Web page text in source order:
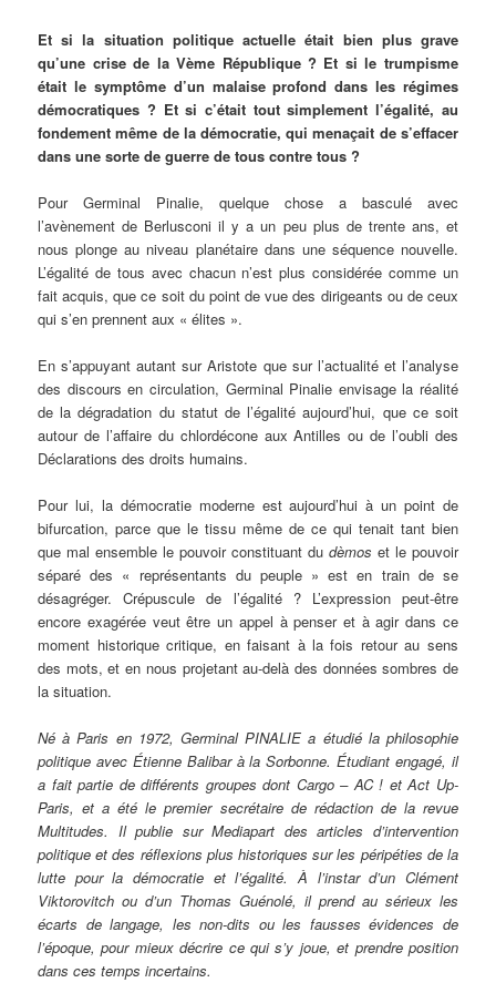
Et si la situation politique actuelle était bien plus grave
qu’une crise de la Vème République ? Et si le trumpisme
était le symptôme d’un malaise profond dans les régimes
démocratiques ? Et si c’était tout simplement l’égalité, au
fondement même de la démocratie, qui menaçait de s’effacer
dans une sorte de guerre de tous contre tous ?
Pour Germinal Pinalie, quelque chose a basculé avec
l’avènement de Berlusconi il y a un peu plus de trente ans, et
nous plonge au niveau planétaire dans une séquence nouvelle.
L’égalité de tous avec chacun n’est plus considérée comme un
fait acquis, que ce soit du point de vue des dirigeants ou de ceux
qui s’en prennent aux « élites ».
En s’appuyant autant sur Aristote que sur l’actualité et l’analyse
des discours en circulation, Germinal Pinalie envisage la réalité
de la dégradation du statut de l’égalité aujourd’hui, que ce soit
autour de l’affaire du chlordécone aux Antilles ou de l’oubli des
Déclarations des droits humains.
Pour lui, la démocratie moderne est aujourd’hui à un point de
bifurcation, parce que le tissu même de ce qui tenait tant bien
que mal ensemble le pouvoir constituant du dèmos et le pouvoir
séparé des « représentants du peuple » est en train de se
désagréger. Crépuscule de l’égalité ? L’expression peut-être
encore exagérée veut être un appel à penser et à agir dans ce
moment historique critique, en faisant à la fois retour au sens
des mots, et en nous projetant au-delà des données sombres de
la situation.
Né à Paris en 1972, Germinal PINALIE a étudié la philosophie
politique avec Étienne Balibar à la Sorbonne. Étudiant engagé, il
a fait partie de différents groupes dont Cargo – AC ! et Act Up-
Paris, et a été le premier secrétaire de rédaction de la revue
Multitudes. Il publie sur Mediapart des articles d’intervention
politique et des réflexions plus historiques sur les péripéties de la
lutte pour la démocratie et l’égalité. À l’instar d’un Clément
Viktorovitch ou d’un Thomas Guénolé, il prend au sérieux les
écarts de langage, les non-dits ou les fausses évidences de
l’époque, pour mieux décrire ce qui s’y joue, et prendre position
dans ces temps incertains.